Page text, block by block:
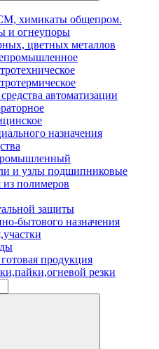
химикаты общепром.
и огнеупоры
цветных металлов
автоматизации
назначения
и узлы подшипниковые
полимеров
защиты
бытового назначения
продукция
резки